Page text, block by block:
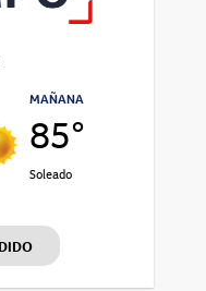
MAÑANA
85°
Soleado